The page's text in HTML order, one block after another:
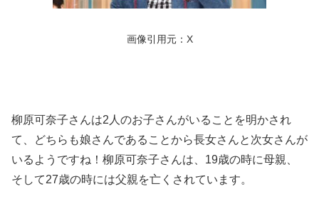
画像引用元：X
柳原可奈子さんは2人のお子さんがいることを明かされ
て、どちらも娘さんであることから長女さんと次女さんが
いるようですね！柳原可奈子さんは、19歳の時に母親、
そして27歳の時には父親を亡くされています。